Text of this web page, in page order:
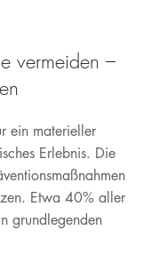
vermeiden –
ein materieller
Erlebnis. Die
Etwa 40% aller
grundlegenden